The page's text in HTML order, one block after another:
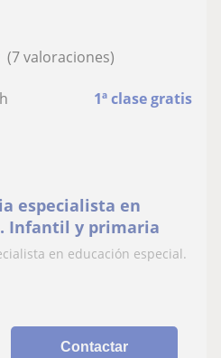
1ª clase gratis
(7 valoraciones)
especialista en
Infantil y primaria
en educación especial.
Contactar